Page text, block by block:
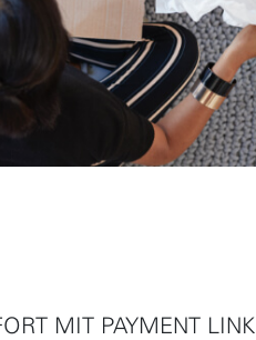
MIT PAYMENT LINK